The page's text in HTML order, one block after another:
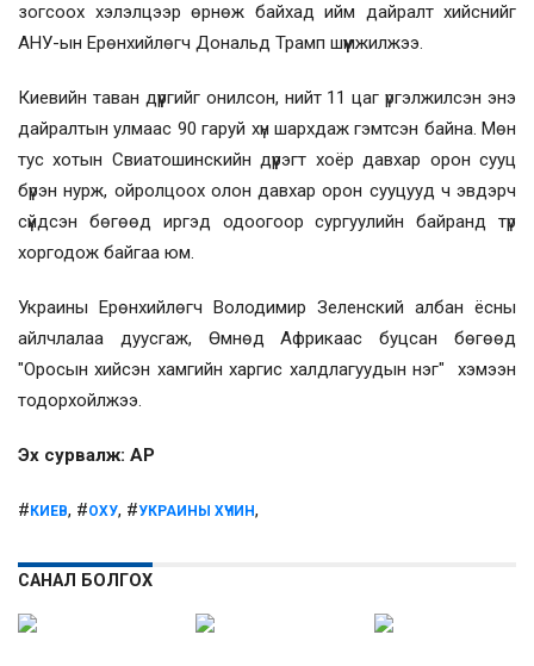
зогсоох хэлэлцээр өрнөж байхад ийм дайралт хийснийг
АНУ-ын Ерөнхийлөгч Дональд Трамп шүүмжилжээ.
Киевийн таван дүүргийг онилсон, нийт 11 цаг үргэлжилсэн энэ
дайралтын улмаас 90 гаруй хүн шархдаж гэмтсэн байна. Мөн
тус хотын Свиатошинскийн дүүрэгт хоёр давхар орон сууц
бүрэн нурж, ойролцоох олон давхар орон сууцууд ч эвдэрч
сүйдсэн бөгөөд иргэд одоогоор сургуулийн байранд түр
хоргодож байгаа юм.
Украины Ерөнхийлөгч Володимир Зеленский албан ёсны
айлчлалаа дуусгаж, Өмнөд Африкаас буцсан бөгөөд
"Оросын хийсэн хамгийн харгис халдлагуудын нэг" хэмээн
тодорхойлжээ.
Эх сурвалж: AP
# КИЕВ, #ОХУ, #УКРАИНЫ ХҮЧИН,
САНАЛ БОЛГОХ